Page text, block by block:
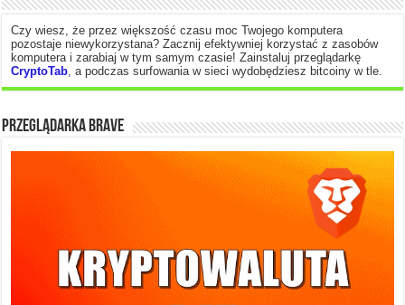
Czy wiesz, że przez większość czasu moc Twojego komputera
pozostaje niewykorzystana? Zacznij efektywniej korzystać z zasobów
komputera i zarabiaj w tym samym czasie! Zainstaluj przeglądarkę
CryptoTab, a podczas surfowania w sieci wydobędziesz bitcoiny w tle.
PRZEGLĄDARKA BRAVE